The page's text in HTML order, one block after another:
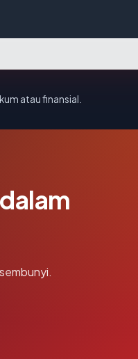
atau finansial.